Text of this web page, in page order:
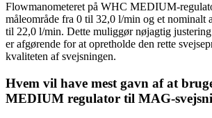
Flowmanometeret på WHC MEDIUM-
måleområde fra 0 til 32,0 l/min og et nominalt
til 22,0 l/min. Dette muliggør nøjagtig
er afgørende for at opretholde den rette
kvaliteten af svejsningen.
Hvem vil have mest gavn af at
MEDIUM regulator til MAG-